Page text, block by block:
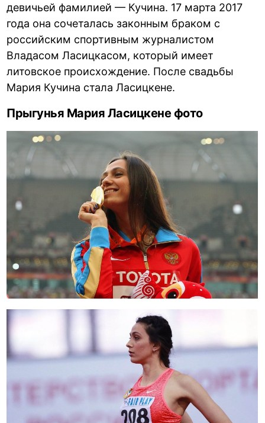
девичьей фамилией — Кучина. 17 марта 2017
года она сочеталась законным браком с
российским спортивным журналистом
Владасом Ласицкасом, который имеет
литовское происхождение. После свадьбы
Мария Кучина стала Ласицкене.
Прыгунья Мария Ласицкене фото